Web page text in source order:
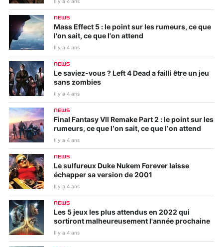
Il y a 4 ans
NEWS
Mass Effect 5 : le point sur les rumeurs, ce que
l'on sait, ce que l'on attend
Il y a 4 ans
NEWS
Le saviez-vous ? Left 4 Dead a failli être un jeu
sans zombies
Il y a 4 ans
NEWS
Final Fantasy VII Remake Part 2 : le point sur les
rumeurs, ce que l’on sait, ce que l’on attend
Il y a 4 ans
NEWS
Le sulfureux Duke Nukem Forever laisse
échapper sa version de 2001
Il y a 4 ans
NEWS
Les 5 jeux les plus attendus en 2022 qui
sortiront malheureusement l'année prochaine
Il y a 4 ans